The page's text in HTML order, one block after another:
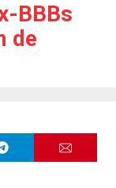
BBBs
de